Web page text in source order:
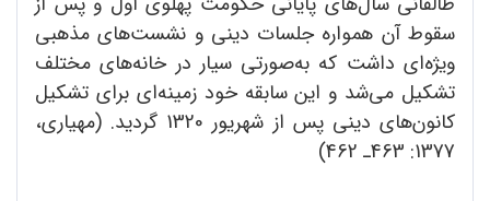
سقوط آن همواره جلسات دینی و نشست‌های مذهبی
ویژه‌ای داشت که به‌صورتی سیار در خانه‌های مختلف
تشکیل می‌شد و این سابقه خود زمینه‌ای برای تشکیل
کانون‌های دینی پس از شهریور 1320 گردید. (مهیاری،
1377: 463ـ 462)